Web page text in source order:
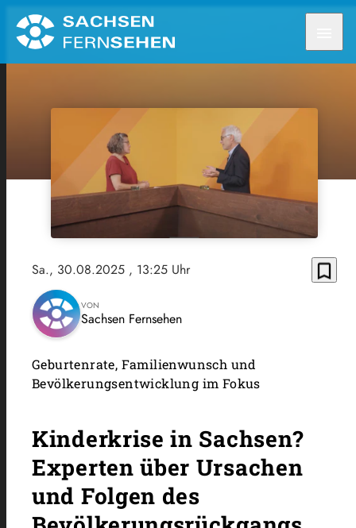
Sa., 30.08.2025 , 13:25 Uhr bookmark_border
VON
Sachsen Fernsehen
Geburtenrate, Familienwunsch und
Bevölkerungsentwicklung im Fokus
Kinderkrise in Sachsen?
Experten über Ursachen
und Folgen des